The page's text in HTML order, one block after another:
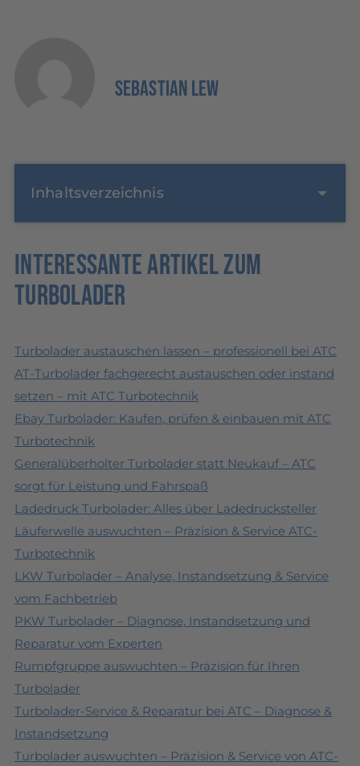
Sebastian Lew
Inhaltsverzeichnis
Interessante Artikel zum
Turbolader
Turbolader austauschen lassen – professionell bei ATC
AT-Turbolader fachgerecht austauschen oder instand
setzen – mit ATC Turbotechnik
Ebay Turbolader: Kaufen, prüfen & einbauen mit ATC
Turbotechnik
Generalüberholter Turbolader statt Neukauf – ATC
sorgt für Leistung und Fahrspaß
Ladedruck Turbolader: Alles über Ladedrucksteller
Läuferwelle auswuchten – Präzision & Service ATC-
Turbotechnik
LKW Turbolader – Analyse, Instandsetzung & Service
vom Fachbetrieb
PKW Turbolader – Diagnose, Instandsetzung und
Reparatur vom Experten
Rumpfgruppe auswuchten – Präzision für Ihren
Turbolader
Turbolader-Service & Reparatur bei ATC – Diagnose &
Instandsetzung
Turbolader auswuchten – Präzision & Service von ATC-